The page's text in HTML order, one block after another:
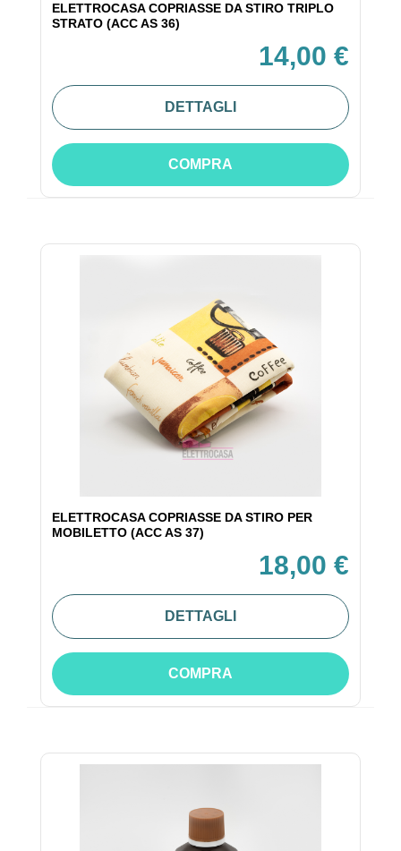
ELETTROCASA COPRIASSE DA STIRO TRIPLO
STRATO (ACC AS 36)
14,00 €
DETTAGLI
COMPRA
ELETTROCASA COPRIASSE DA STIRO PER
MOBILETTO (ACC AS 37)
18,00 €
DETTAGLI
COMPRA